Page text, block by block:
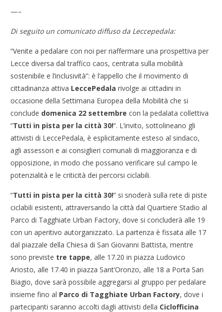
—–
Di seguito un comunicato diffuso da Leccepedala:
“Venite a pedalare con noi per riaffermare una prospettiva per
Lecce diversa dal traffico caos, centrata sulla mobilità
sostenibile e l’inclusività”: è l’appello che il movimento di
cittadinanza attiva LeccePedala rivolge ai cittadini in
occasione della Settimana Europea della Mobilità che si
conclude domenica 22 settembre con la pedalata collettiva
“Tutti in pista per la città 30!“. L’invito, sottolineano gli
attivisti di LeccePedala, è esplicitamente esteso al sindaco,
agli assessori e ai consiglieri comunali di maggioranza e di
opposizione, in modo che possano verificare sul campo le
potenzialità e le criticità dei percorsi ciclabili.
“Tutti in pista per la città 30!” si snoderà sulla rete di piste
ciclabili esistenti, attraversando la città dal Quartiere Stadio al
Parco di Tagghiate Urban Factory, dove si concluderà alle 19
con un aperitivo autorganizzato. La partenza è fissata alle 17
dal piazzale della Chiesa di San Giovanni Battista, mentre
sono previste tre tappe, alle 17.20 in piazza Ludovico
Ariosto, alle 17.40 in piazza Sant’Oronzo, alle 18 a Porta San
Biagio, dove sarà possibile aggregarsi al gruppo per pedalare
insieme fino al Parco di Tagghiate Urban Factory, dove i
partecipanti saranno accolti dagli attivisti della Ciclofficina